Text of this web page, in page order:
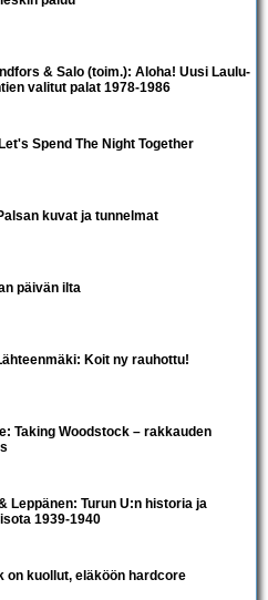
& Salo (toim.): Aloha! Uusi Laulu-
valitut palat 1978-1986
Spend The Night Together
kuvat ja tunnelmat
päivän ilta
Koit ny rauhottu!
Taking Woodstock – rakkauden
Leppänen: Turun U:n historia ja
1939-1940
on kuollut, eläköön hardcore